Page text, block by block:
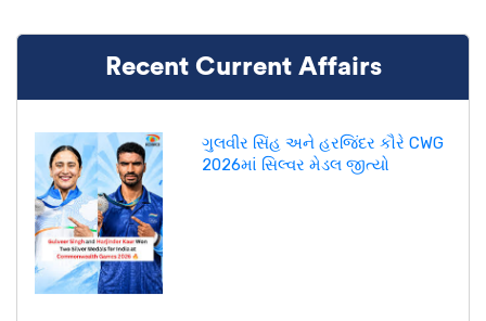
Recent Current Affairs
ગુલવીર સિંહ અને હરજિંદર કૌરે CWG
2026માં સિલ્વર મેડલ જીત્યો